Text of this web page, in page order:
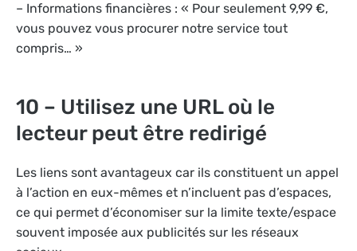
– Informations financières : « Pour seulement 9,99 €,
vous pouvez vous procurer notre service tout
compris… »
10 – Utilisez une URL où le
lecteur peut être redirigé
Les liens sont avantageux car ils constituent un appel
à l’action en eux-mêmes et n’incluent pas d’espaces,
ce qui permet d’économiser sur la limite texte/espace
souvent imposée aux publicités sur les réseaux